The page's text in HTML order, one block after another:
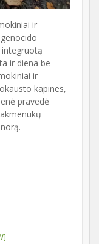
ir
ir diena be
ir
kapines,
pravedė